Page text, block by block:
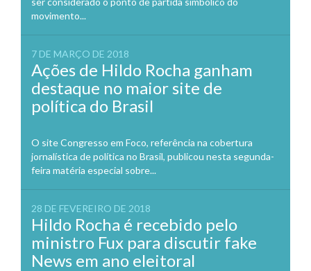
movimento...
7 DE MARÇO DE 2018
Ações de Hildo Rocha ganham
destaque no maior site de
política do Brasil
O site Congresso em Foco, referência na cobertura
jornalística de política no Brasil, publicou nesta segunda-
feira matéria especial sobre...
28 DE FEVEREIRO DE 2018
Hildo Rocha é recebido pelo
ministro Fux para discutir fake
News em ano eleitoral